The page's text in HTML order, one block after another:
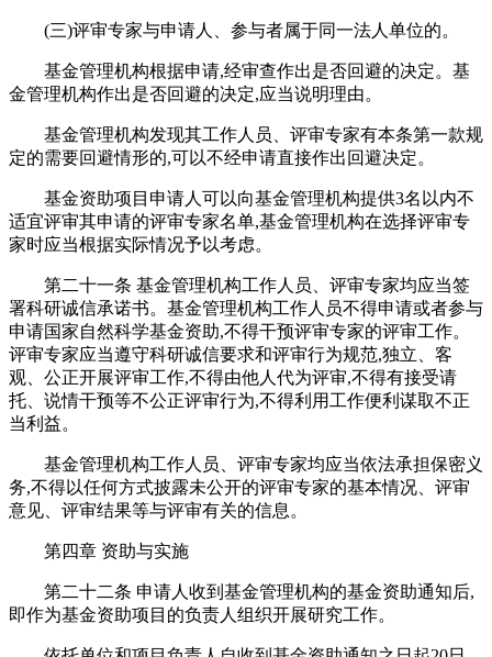
(三)评审专家与申请人、参与者属于同一法人单位的。
基金管理机构根据申请,经审查作出是否回避的决定。基
金管理机构作出是否回避的决定,应当说明理由。
基金管理机构发现其工作人员、评审专家有本条第一款规
定的需要回避情形的,可以不经申请直接作出回避决定。
基金资助项目申请人可以向基金管理机构提供3名以内不
适宜评审其申请的评审专家名单,基金管理机构在选择评审专
家时应当根据实际情况予以考虑。
第二十一条 基金管理机构工作人员、评审专家均应当签
署科研诚信承诺书。基金管理机构工作人员不得申请或者参与
申请国家自然科学基金资助,不得干预评审专家的评审工作。
评审专家应当遵守科研诚信要求和评审行为规范,独立、客
观、公正开展评审工作,不得由他人代为评审,不得有接受请
托、说情干预等不公正评审行为,不得利用工作便利谋取不正
当利益。
基金管理机构工作人员、评审专家均应当依法承担保密义
务,不得以任何方式披露未公开的评审专家的基本情况、评审
意见、评审结果等与评审有关的信息。
第四章 资助与实施
第二十二条 申请人收到基金管理机构的基金资助通知后,
即作为基金资助项目的负责人组织开展研究工作。